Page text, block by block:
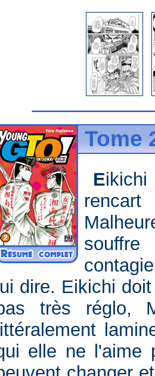
Tome
Eikichi a réussi à se dégoter un
lui dire. Eikichi
très réglo,
littéralement
elle ne l'aime